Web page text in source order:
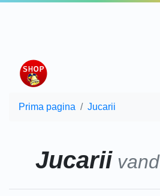
Prima pagina Jucarii
Jucarii